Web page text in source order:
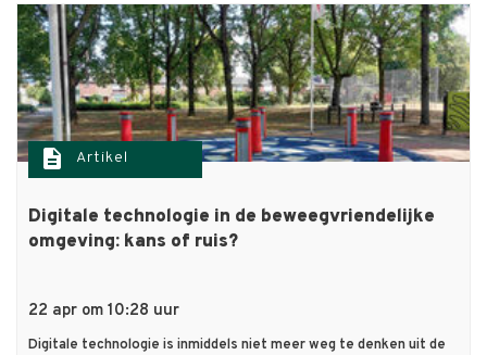
description Artikel
Digitale technologie in de beweegvriendelijke
omgeving: kans of ruis?
22 apr om 10:28 uur
Digitale technologie is inmiddels niet meer weg te denken uit de